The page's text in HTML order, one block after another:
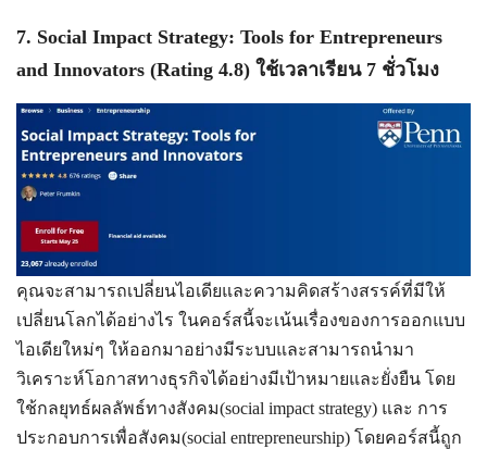
7. Social Impact Strategy: Tools for Entrepreneurs
and Innovators (Rating 4.8) ใช้เวลาเรียน 7 ชั่วโมง
คุณจะสามารถเปลี่ยนไอเดียและความคิดสร้างสรรค์ที่มีให้
เปลี่ยนโลกได้อย่างไร ในคอร์สนี้จะเน้นเรื่องของการออกแบบ
ไอเดียใหม่ๆ ให้ออกมาอย่างมีระบบและสามารถนำมา
วิเคราะห์โอกาสทางธุรกิจได้อย่างมีเป้าหมายและยั่งยืน โดย
ใช้กลยุทธ์ผลลัพธ์ทางสังคม(social impact strategy) และ การ
ประกอบการเพื่อสังคม(social entrepreneurship) โดยคอร์สนี้ถูก